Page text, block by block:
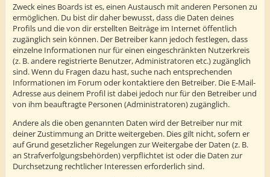
Zweck eines Boards ist es, einen Austausch mit anderen Personen zu
ermöglichen. Du bist dir daher bewusst, dass die Daten deines
Profils und die von dir erstellten Beiträge im Internet öffentlich
zugänglich sein können. Der Betreiber kann jedoch festlegen, dass
einzelne Informationen nur für einen eingeschränkten Nutzerkreis
(z. B. andere registrierte Benutzer, Administratoren etc.) zugänglich
sind. Wenn du Fragen dazu hast, suche nach entsprechenden
Informationen im Forum oder kontaktiere den Betreiber. Die E-Mail-
Adresse aus deinem Profil ist dabei jedoch nur für den Betreiber und
von ihm beauftragte Personen (Administratoren) zugänglich.
Andere als die oben genannten Daten wird der Betreiber nur mit
deiner Zustimmung an Dritte weitergeben. Dies gilt nicht, sofern er
auf Grund gesetzlicher Regelungen zur Weitergabe der Daten (z. B.
an Strafverfolgungsbehörden) verpflichtet ist oder die Daten zur
Durchsetzung rechtlicher Interessen erforderlich sind.